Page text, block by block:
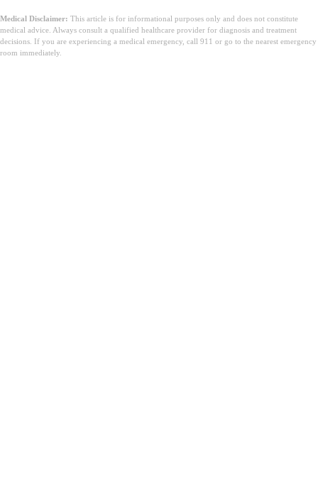
Medical Disclaimer: This article is for informational purposes only and does not constitute
medical advice. Always consult a qualified healthcare provider for diagnosis and treatment
decisions. If you are experiencing a medical emergency, call 911 or go to the nearest emergency
room immediately.